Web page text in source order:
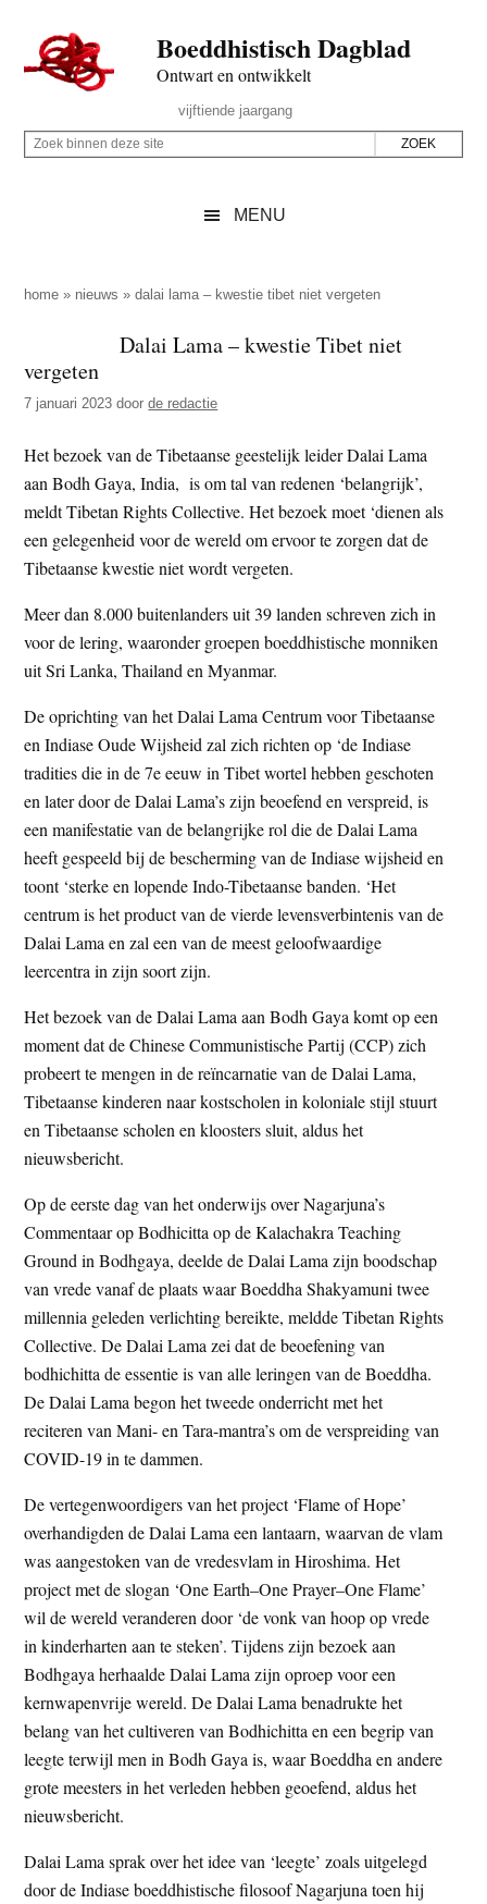
naar
de
inhoud
secondary
naar
de
sidebar
naar
de
Boeddhistisch Dagblad
Ontwart en ontwikkelt
Rechts
vijftiende jaargang
Z
p
z
e
s
i
t
e
Z
i
e
n
e
z
e
s
i
e
MENU
home » nieuws »dalai lama – kwestie tibet niet vergeten
Dalai Lama – kwestie Tibet niet
vergeten
7 januari 2023 doorde redactie
Het bezoek van de Tibetaanse geestelijk leider Dalai Lama
aan Bodh Gaya, India, is om tal van redenen ‘belangrijk’,
meldt Tibetan Rights Collective. Het bezoek moet ‘dienen als
een gelegenheid voor de wereld om ervoor te zorgen dat de
Tibetaanse kwestie niet wordt vergeten.
Meer dan 8.000 buitenlanders uit 39 landen schreven zich in
voor de lering, waaronder groepen boeddhistische monniken
uit Sri Lanka, Thailand en Myanmar.
De oprichting van het Dalai Lama Centrum voor Tibetaanse
en Indiase Oude Wijsheid zal zich richten op ‘de Indiase
tradities die in de 7e eeuw in Tibet wortel hebben geschoten
en later door de Dalai Lama’s zijn beoefend en verspreid, is
een manifestatie van de belangrijke rol die de Dalai Lama
heeft gespeeld bij de bescherming van de Indiase wijsheid en
toont ‘sterke en lopende Indo-Tibetaanse banden. ‘Het
centrum is het product van de vierde levensverbintenis van de
Dalai Lama en zal een van de meest geloofwaardige
leercentra in zijn soort zijn.
Het bezoek van de Dalai Lama aan Bodh Gaya komt op een
moment dat de Chinese Communistische Partij (CCP) zich
probeert te mengen in de reïncarnatie van de Dalai Lama,
Tibetaanse kinderen naar kostscholen in koloniale stijl stuurt
en Tibetaanse scholen en kloosters sluit, aldus het
nieuwsbericht.
Op de eerste dag van het onderwijs over Nagarjuna’s
Commentaar op Bodhicitta op de Kalachakra Teaching
Ground in Bodhgaya, deelde de Dalai Lama zijn boodschap
van vrede vanaf de plaats waar Boeddha Shakyamuni twee
millennia geleden verlichting bereikte, meldde Tibetan Rights
Collective. De Dalai Lama zei dat de beoefening van
bodhichitta de essentie is van alle leringen van de Boeddha.
De Dalai Lama begon het tweede onderricht met het
reciteren van Mani- en Tara-mantra’s om de verspreiding van
COVID-19 in te dammen.
De vertegenwoordigers van het project ‘Flame of Hope’
overhandigden de Dalai Lama een lantaarn, waarvan de vlam
was aangestoken van de vredesvlam in Hiroshima. Het
project met de slogan ‘One Earth–One Prayer–One Flame’
wil de wereld veranderen door ‘de vonk van hoop op vrede
in kinderharten aan te steken’. Tijdens zijn bezoek aan
Bodhgaya herhaalde Dalai Lama zijn oproep voor een
kernwapenvrije wereld. De Dalai Lama benadrukte het
belang van het cultiveren van Bodhichitta en een begrip van
leegte terwijl men in Bodh Gaya is, waar Boeddha en andere
grote meesters in het verleden hebben geoefend, aldus het
nieuwsbericht.
Dalai Lama sprak over het idee van ‘leegte’ zoals uitgelegd
door de Indiase boeddhistische filosoof Nagarjuna toen hij